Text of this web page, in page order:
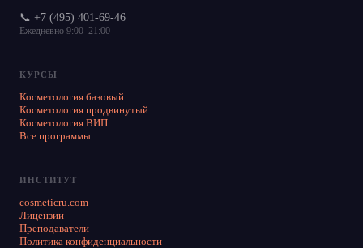
📞 +7 (495) 401-69-46
Ежедневно 9:00–21:00
КУРСЫ
Косметология базовый
Косметология продвинутый
Косметология ВИП
Все программы
ИНСТИТУТ
cosmeticru.com
Лицензии
Преподаватели
Политика конфиденциальности